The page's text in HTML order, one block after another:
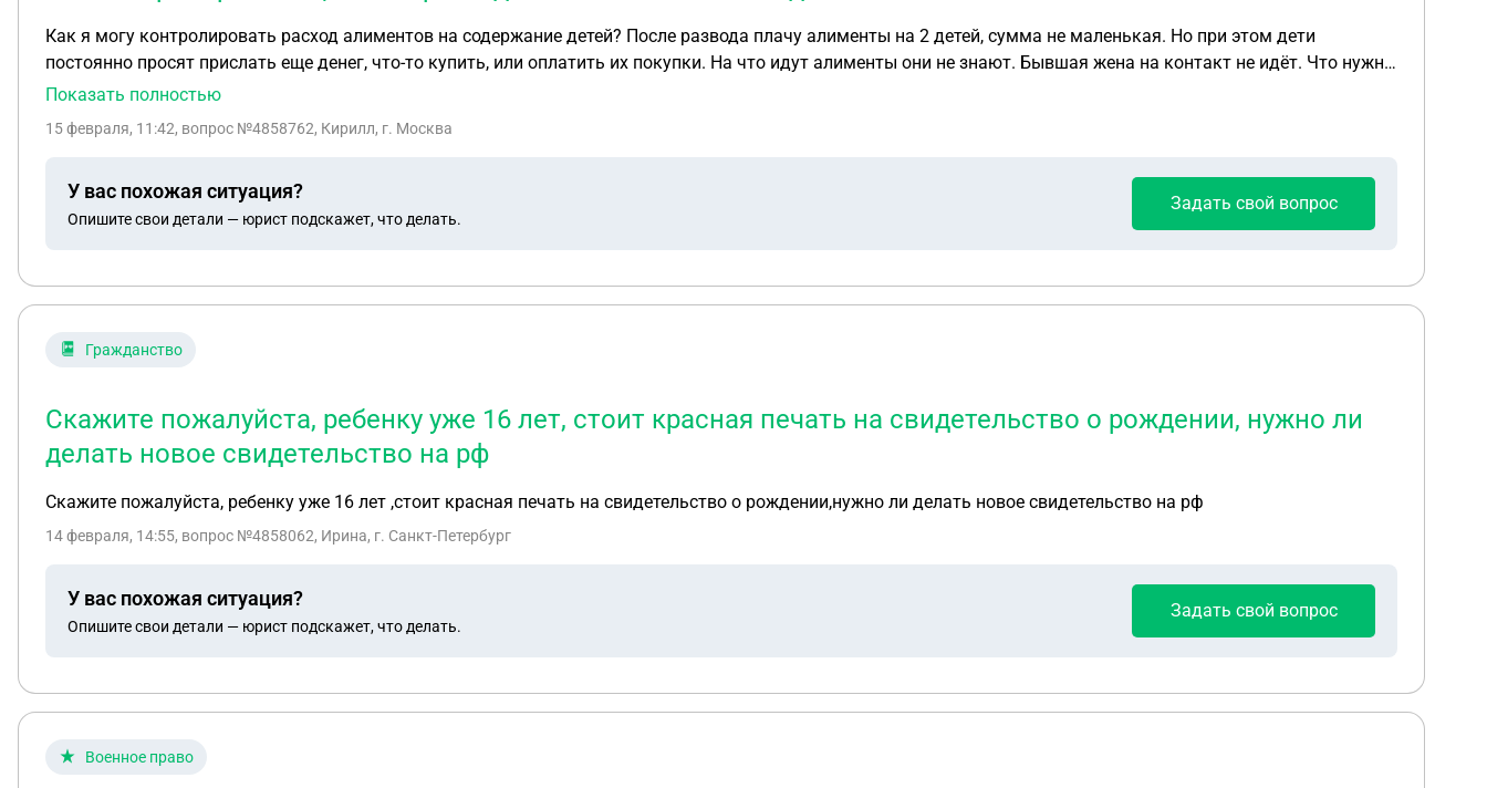
Как я могу контролировать расход алиментов на содержание детей? После развода плачу алименты на 2 детей, сумма не маленькая. Но при этом дети
постоянно просят прислать еще денег, что-то купить, или оплатить их покупки. На что идут алименты они не знают. Бывшая жена на контакт не идёт. Что нужно
сделать для того, чтобы я знал куда идут деньги?
Показать полностью
15 февраля, 11:42, вопрос №4858762, Кирилл, г. Москва
У вас похожая ситуация?
Опишите свои детали — юрист подскажет, что делать.
Задать свой вопрос
Гражданство
Скажите пожалуйста, ребенку уже 16 лет, стоит красная печать на свидетельство о рождении, нужно ли
делать новое свидетельство на рф
Скажите пожалуйста, ребенку уже 16 лет ,стоит красная печать на свидетельство о рождении,нужно ли делать новое свидетельство на рф
14 февраля, 14:55, вопрос №4858062, Ирина, г. Санкт-Петербург
У вас похожая ситуация?
Опишите свои детали — юрист подскажет, что делать.
Задать свой вопрос
Военное право